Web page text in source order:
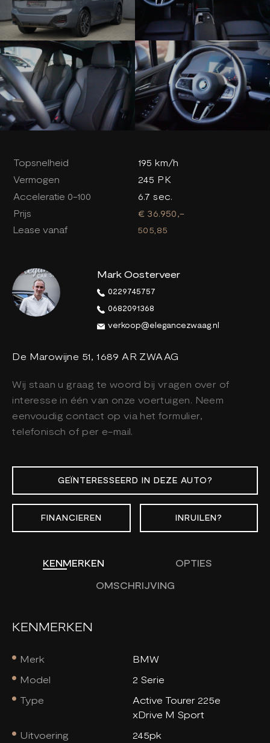
Topsnelheid
195 km/h
Vermogen
245 PK
Acceleratie 0-100
6.7 sec.
Prijs
€ 36.950,-
Lease vanaf
505,85
Mark Oosterveer
0229745757
0682091368
verkoop@elegancezwaag.nl
De Marowijne 51, 1689 AR ZWAAG
Wij staan u graag te woord bij vragen over of
interesse in één van onze voertuigen. Neem
eenvoudig contact op via het formulier,
telefonisch of per e-mail.
GEÏNTERESSEERD IN DEZE AUTO?
FINANCIEREN INRUILEN?
KENMERKEN OPTIES
OMSCHRIJVING
KENMERKEN
Merk
BMW
Model
2 Serie
Type
Active Tourer 225e
xDrive M Sport
Uitvoering
245pk